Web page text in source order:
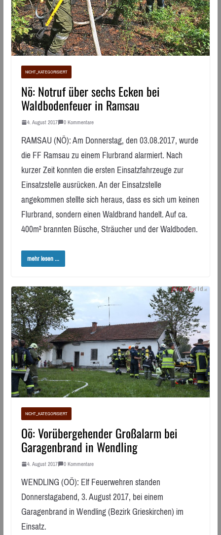
NICHT_KATEGORISIERT
Nö: Notruf über sechs Ecken bei
Waldbodenfeuer in Ramsau
4. August 2017 0 Kommentare
RAMSAU (NÖ): Am Donnerstag, den 03.08.2017, wurde
die FF Ramsau zu einem Flurbrand alarmiert. Nach
kurzer Zeit konnten die ersten Einsatzfahrzeuge zur
Einsatzstelle ausrücken. An der Einsatzstelle
angekommen stellte sich heraus, dass es sich um keinen
Flurbrand, sondern einen Waldbrand handelt. Auf ca.
400m² brannten Büsche, Sträucher und der Waldboden.
mehr lesen ...
NICHT_KATEGORISIERT
Oö: Vorübergehender Großalarm bei
Garagenbrand in Wendling
4. August 2017 0 Kommentare
WENDLING (OÖ): Elf Feuerwehren standen
Donnerstagabend, 3. August 2017, bei einem
Garagenbrand in Wendling (Bezirk Grieskirchen) im
Einsatz.